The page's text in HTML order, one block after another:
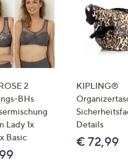
2
BHs
Lady 1x
Basic
KIPLING®
Details
€ 72,99